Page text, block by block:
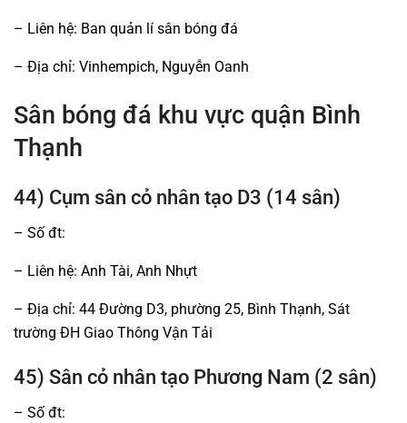
– Liên hệ: Ban quản lí sân bóng đá
– Địa chỉ: Vinhempich, Nguyễn Oanh
Sân bóng đá khu vực quận Bình
Thạnh
44) Cụm sân cỏ nhân tạo D3 (14 sân)
– Số đt:
– Liên hệ: Anh Tài, Anh Nhựt
– Địa chỉ: 44 Đường D3, phường 25, Bình Thạnh, Sát
trường ĐH Giao Thông Vận Tải
45) Sân cỏ nhân tạo Phương Nam (2 sân)
– Số đt: